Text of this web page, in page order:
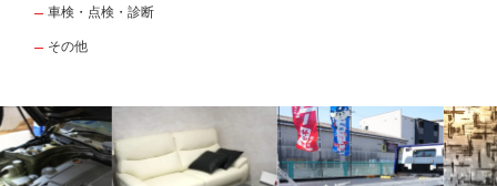
車検・点検・診断
その他